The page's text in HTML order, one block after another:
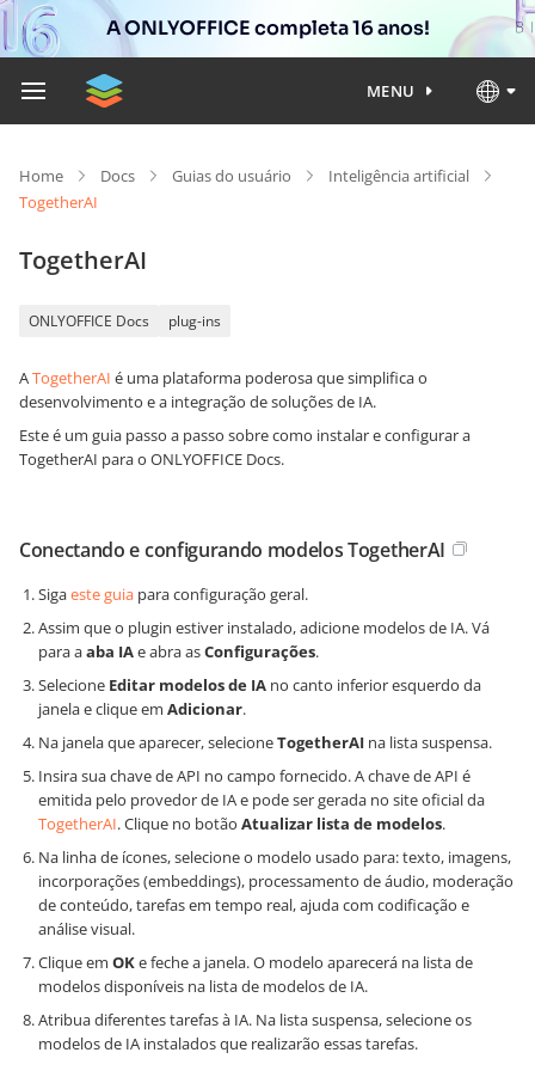
A ONLYOFFICE completa 16 anos!
MENU
Home Docs Guias do usuário
Inteligência artificial
TogetherAI
TogetherAI
ONLYOFFICE Docs plug-ins
ATogetherAI é uma plataforma poderosa que simplifica o
desenvolvimento e a integração de soluções de IA.
Este é um guia passo a passo sobre como instalar e configurar a
TogetherAI para o ONLYOFFICE Docs.
Conectando e configurando modelos TogetherAI
Sigaeste guia para configuração geral.
Assim que o plugin estiver instalado, adicione modelos de IA. Vá
para aaba IAe abra asConfigurações.
Selecione Editar modelos de IA no canto inferior esquerdo da
janela e clique em Adicionar.
Na janela que aparecer, selecioneTogetherAI na lista suspensa.
Insira sua chave de API no campo fornecido. A chave de API é
emitida pelo provedor de IA e pode ser gerada no site oficial da
TogetherAI. Clique no botão Atualizar lista de modelos.
Na linha de ícones, selecione o modelo usado para: texto, imagens,
incorporações (embeddings), processamento de áudio, moderação
de conteúdo, tarefas em tempo real, ajuda com codificação e
análise visual.
Clique em OKe feche a janela. O modelo aparecerá na lista de
modelos disponíveis na lista de modelos de IA.
Atribua diferentes tarefas à IA. Na lista suspensa, selecione os
modelos de IA instalados que realizarão essas tarefas.